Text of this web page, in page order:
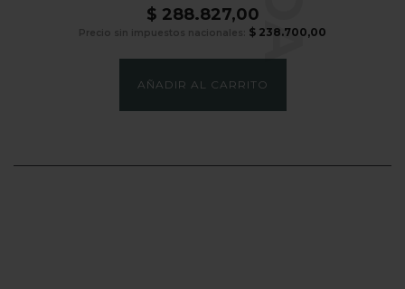
$ 288.827,00
Precio sin impuestos nacionales: $ 238.700,00
AÑADIR AL CARRITO